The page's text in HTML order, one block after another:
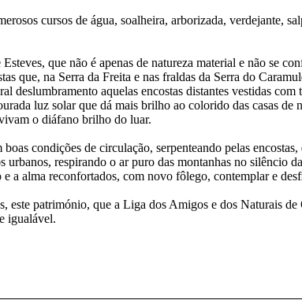
cursos de água, soalheira, arborizada, verdejante,
que não é apenas de natureza material e não se
que, na Serra da Freita e nas fraldas da Serra do
deslumbramento aquelas encostas distantes vestidas
luz solar que dá mais brilho ao colorido das casas
o diáfano brilho do luar.
condições de circulação, serpenteando pelas
urbanos, respirando o ar puro das montanhas no silêncio
a alma reconfortados, com novo fôlego, contemplar e
este património, que a Liga dos Amigos e dos Naturais
igualável.